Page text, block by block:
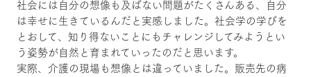
社会には自分の想像も及ばない問題がたくさんある、自分
は幸せに生きているんだと実感しました。社会学の学びを
とおして、知り得ないことにもチャレンジしてみようとい
う姿勢が自然と育まれていったのだと思います。
実際、介護の現場も想像とは違っていました。販売先の病